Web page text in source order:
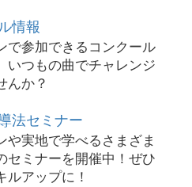
情報
で参加できるコンクール
いつもの曲でチャレンジ
んか？
法セミナー
や実地で学べるさまざま
セミナーを開催中！ぜひ
ルアップに！